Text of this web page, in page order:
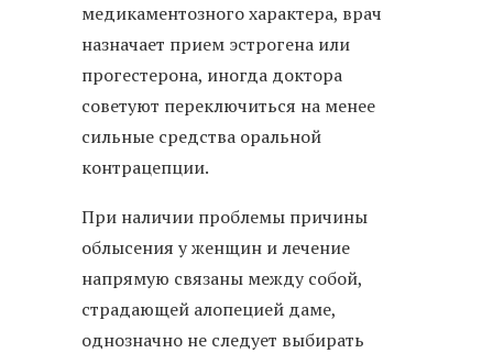
медикаментозного характера, врач
назначает прием эстрогена или
прогестерона, иногда доктора
советуют переключиться на менее
сильные средства оральной
контрацепции.
При наличии проблемы причины
облысения у женщин и лечение
напрямую связаны между собой,
страдающей алопецией даме,
однозначно не следует выбирать